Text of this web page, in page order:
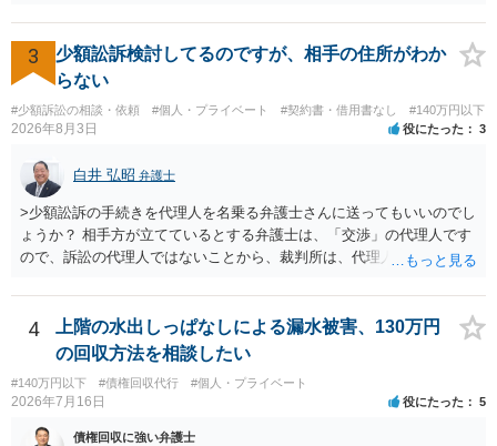
在確認請求訴訟を提起することも考えられますが、まずは後払い決済
業者へ（原契約のクーリング・オフの証拠の写しとともに）支払拒絶
の通知書を送り、もし訴訟や支払督促を行ってきた場合には全面的に
争う、というやり方がベターではないかと思います。弁護士会の相談
センター等で、消費者問題に強い弁護士（消費者保護委員会に所属し
ているなど）へ相談されることをお勧めします。
3
少額訟訴検討してるのですが、相手の住所がわか
らない
#少額訴訟の相談・依頼 #個人・プライベート #契約書・借用書なし #140万円以下
2026年8月3日 役にたった 3
白井 弘昭 弁護士
>少額訟訴の手続きを代理人を名乗る弁護士さんに送ってもいいのでし
ょうか？ 相手方が立てているとする弁護士は、「交渉」の代理人です
ので、訴訟の代理人ではないことから、裁判所は、代理人宛ての訴状
ている場合は、相手方（被告）の住所で訴状を作成提出し、裁判所に
代理人が就いていたことを知らせると（訴状の記載内容から明らかな
場合も）、裁判所が当該代理人弁護士に事前連絡し、引き続き訴訟も
受任するかを聞いたうえで、受任の意志が明らかになったところで、
直接被告に送達するのではなく、代理人に訴状の受領を促すこともあ
ります。 ラインのやり取りでしか証拠がないと、実際の本人性が明ら
かではありません。もちろん弁護士（２０万円の請求で代理人弁護士
4
上階の水出しっぱなしによる漏水被害、130万円
の回収方法を相談したい
#140万円以下 #債権回収代行 #個人・プライベート
2026年7月16日 役にたった 5
債権回収に強い弁護士